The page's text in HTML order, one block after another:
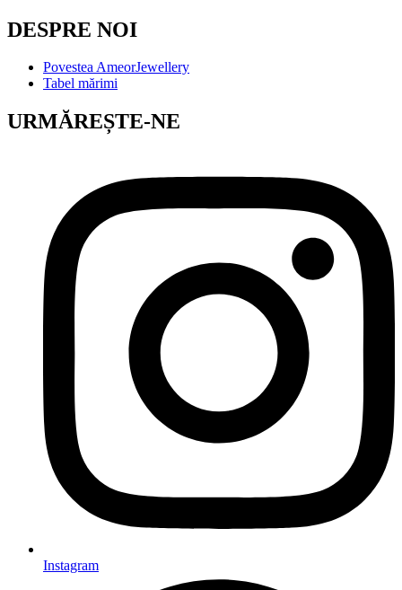
DESPRE NOI
Povestea AmeorJewellery
Tabel mărimi
URMĂREȘTE-NE
Instagram